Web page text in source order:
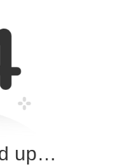
up…